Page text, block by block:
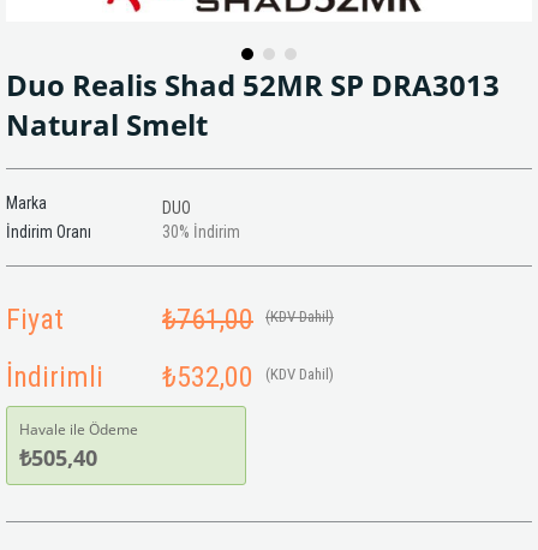
Duo Realis Shad 52MR SP DRA3013
Natural Smelt
Marka
DUO
İndirim Oranı
%
30 İndirim
Fiyat ₺761,00 (KDV Dahil)
İndirimli ₺532,00 (KDV Dahil)
Havale ile Ödeme
₺505,40